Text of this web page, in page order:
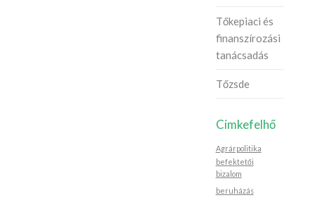
Tőkepiaci és
finanszírozási
tanácsadás
Tőzsde
Cimkefelhő
Agrárpolitika
befektetői
bizalom
beruházás